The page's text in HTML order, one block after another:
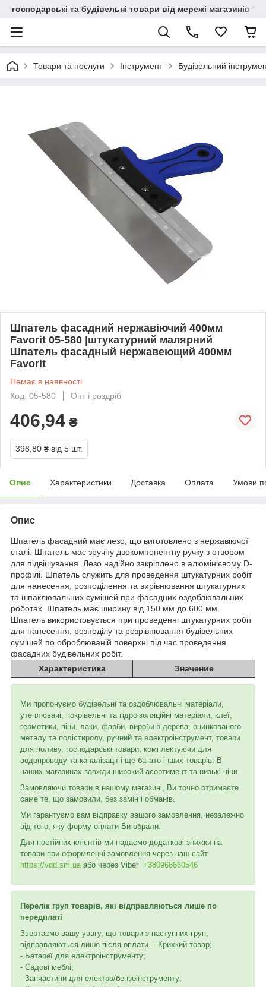
господарські та будівельні товари від мережі магазинів
Товари та послуги Інструмент Будівельний
Шпатель фасадний нержавіючий 400мм
Favorit 05-580 |штукатурний малярний
Шпатель фасадный нержавеющий 400мм
Favorit
Немає в наявності
Код: 05-580
Опт і роздріб
406,94 ₴
398,80 ₴ від 5 шт.
Опис Характеристики Доставка Оплата Умови
Опис
Шпатель фасадний має лезо, що виготовлено з нержавіючої
сталі. Шпатель має зручну двокомпонентну ручку з отвором
для підвішування. Лезо надійно закріплено в алюмінієвому D-
профілі. Шпатель служить для проведення штукатурних робіт
для нанесення, розподілення та вирівнювання штукатурних
та шпаклювальних сумішей при фасадних оздоблювальних
роботах. Шпатель має ширину від 150 мм до 600 мм.
Шпатель використовується при проведенні штукатурних робіт
для нанесення, розподілу та розрівнювання будівельних
сумішей по оброблюваній поверхні під час проведення
фасадних будівельних робіт.
Характеристика
Значение
Ми пропонуємо будівельні та оздоблювальні матеріали,
утеплювачі, покрівельні та гідроізоляційні матеріали, клеї,
герметики, піни, лаки, фарби, вироби з дерева, оцинкованого
металу та полістиролу, ручний та електроінструмент, товари
для поливу, господарські товари, комплектуючи для
водопроводу та каналізації і ще багато інших товарів. В
наших магазинах завжди широкий асортимент та низькі ціни.
Замовляючи товари в нашому магазині, Ви точно отримаєте
саме те, що замовили, без замін і обманів.
Ми гарантуємо вам відправку вашого замовлення, незалежно
від того, яку форму оплати Ви обрали.
Для постійних клієнтів ми надаємо додаткові знижки на
товари при оформленні замовлення через наш сайт
https://vdd.sm.ua або через Viber +380968660546
Перелік груп товарів, які відправляються лише по
передплаті
Звертаємо вашу увагу, що товари з наступних груп,
відправляються лише після оплати. - Крихкий товар;
- Батареї для електроінструменту;
- Садові меблі;
- Запчастини для електро/бензоінструменту;